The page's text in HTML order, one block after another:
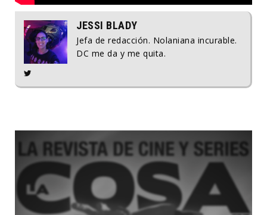
JESSI BLADY
Jefa de redacción. Nolaniana incurable.
DC me da y me quita.